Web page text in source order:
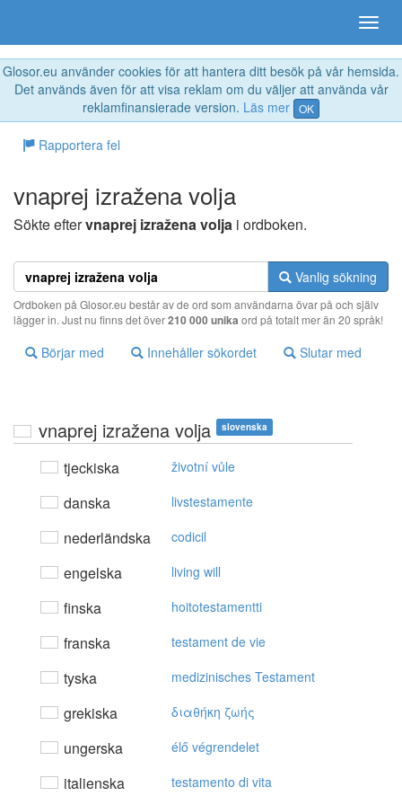
Glosor.eu använder cookies för att hantera ditt besök på vår hemsida.
Det används även för att visa reklam om du väljer att använda vår
reklamfinansierade version. Läs mer OK
Rapportera fel
vnaprej izražena volja
Sökte eftervnaprej izražena volja i ordboken.
Vanlig sökning
Ordboken på Glosor.eu består av de ord som användarna övar på och själv
lägger in. Just nu finns det över210 000 unika ord på totalt mer än 20 språk!
Börjar med Innehåller sökordet Slutar med
vnaprej izražena volja slovenska
tjeckiska životní vůle
danska livstestamente
nederländska codicil
engelska living will
finska hoitotestamentti
franska testament de vie
tyska medizinisches Testament
grekiska διαθήκη ζωής
ungerska élő végrendelet
italienska testamento di vita